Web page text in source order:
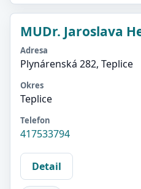
MUDr. Jaroslava
Adresa
Plynárenská 282, Teplice
Okres
Teplice
Telefon
417533794
Detail